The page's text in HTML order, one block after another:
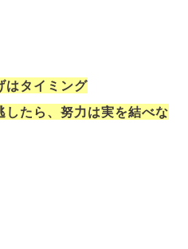
はタイミング
、努力は実を結べな